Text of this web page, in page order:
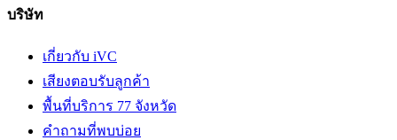
บริษัท
เกี่ยวกับ iVC
เสียงตอบรับลูกค้า
พื้นที่บริการ 77 จังหวัด
คำถามที่พบบ่อย